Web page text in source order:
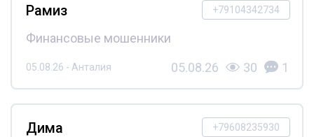
+79104342734
Рамиз
Финансовые мошенники
05.08.26 - Анталия 05.08.26 30 1
+79608235930
Дима